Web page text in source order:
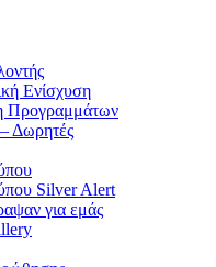
Ενίσχυση
Προγραμμάτων
Δωρητές
Silver Alert
για εμάς